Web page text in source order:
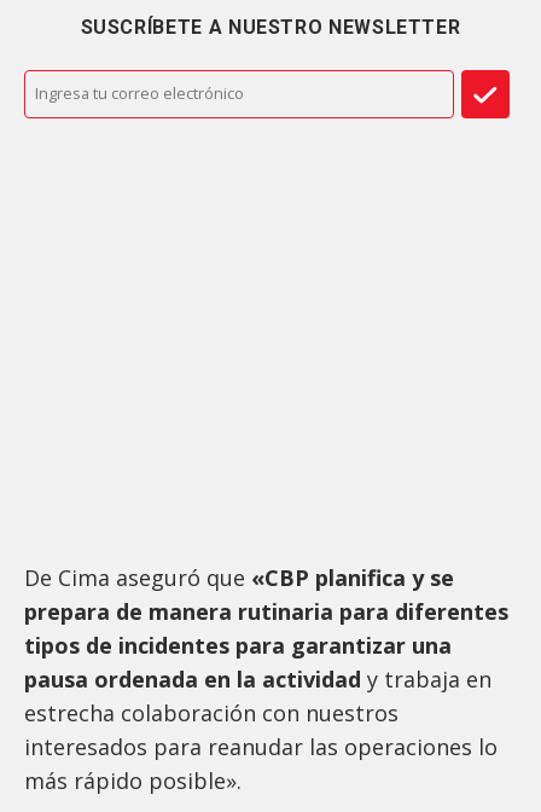
SUSCRÍBETE A NUESTRO NEWSLETTER
De Cima aseguró que «CBP planifica y se
prepara de manera rutinaria para diferentes
tipos de incidentes para garantizar una
pausa ordenada en la actividad y trabaja en
estrecha colaboración con nuestros
interesados para reanudar las operaciones lo
más rápido posible».